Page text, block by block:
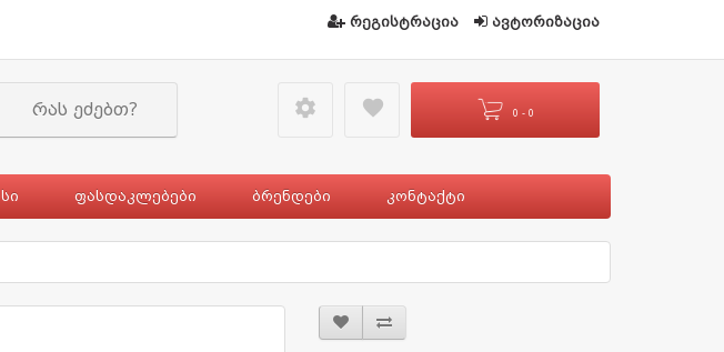
რეგისტრაცია ავტორიზაცია
რას ეძებთ? 0 - 0
favorite
settings49
ფასდაკლებები ბრენდები კონტაქტი